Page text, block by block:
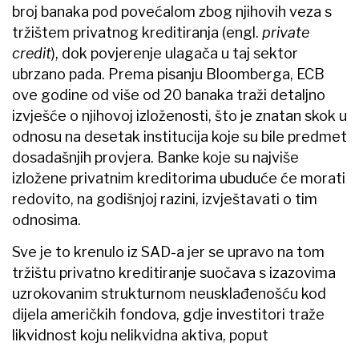
broj banaka pod povećalom zbog njihovih veza s
tržištem privatnog kreditiranja (engl. private
credit), dok povjerenje ulagača u taj sektor
ubrzano pada. Prema pisanju Bloomberga, ECB
ove godine od više od 20 banaka traži detaljno
izvješće o njihovoj izloženosti, što je znatan skok u
odnosu na desetak institucija koje su bile predmet
dosadašnjih provjera. Banke koje su najviše
izložene privatnim kreditorima ubuduće će morati
redovito, na godišnjoj razini, izvještavati o tim
odnosima.
Sve je to krenulo iz SAD-a jer se upravo na tom
tržištu privatno kreditiranje suočava s izazovima
uzrokovanim strukturnom neusklađenošću kod
dijela američkih fondova, gdje investitori traže
likvidnost koju nelikvidna aktiva, poput